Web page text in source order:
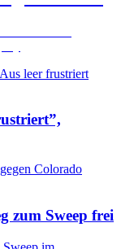
zum Sweep frei